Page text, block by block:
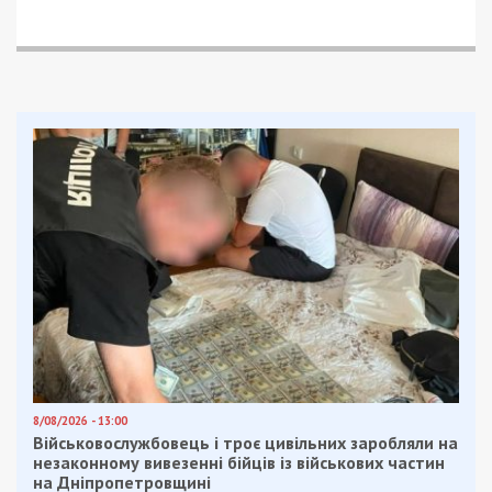
8/08/2026 - 13:00
Військовослужбовець і троє цивільних заробляли на
незаконному вивезенні бійців із військових частин
на Дніпропетровщині